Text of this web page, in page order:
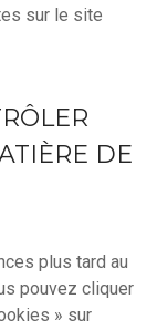
sur le site
DE
plus tard au
pouvez cliquer
» sur